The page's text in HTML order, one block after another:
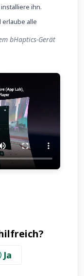
ihn.
erlaube alle
bHaptics-Gerät
Ja